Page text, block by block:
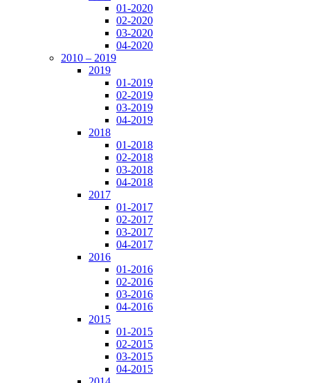
01-2020
02-2020
03-2020
04-2020
2010 – 2019
2019
01-2019
02-2019
03-2019
04-2019
2018
01-2018
02-2018
03-2018
04-2018
2017
01-2017
02-2017
03-2017
04-2017
2016
01-2016
02-2016
03-2016
04-2016
2015
01-2015
02-2015
03-2015
04-2015